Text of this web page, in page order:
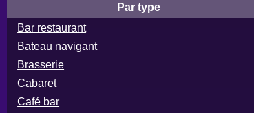
Par type
Bar restaurant
Bateau navigant
Brasserie
Cabaret
Café bar